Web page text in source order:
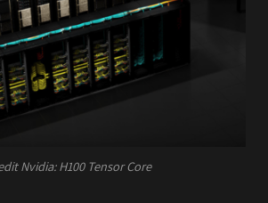
Nvidia: H100 Tensor Core